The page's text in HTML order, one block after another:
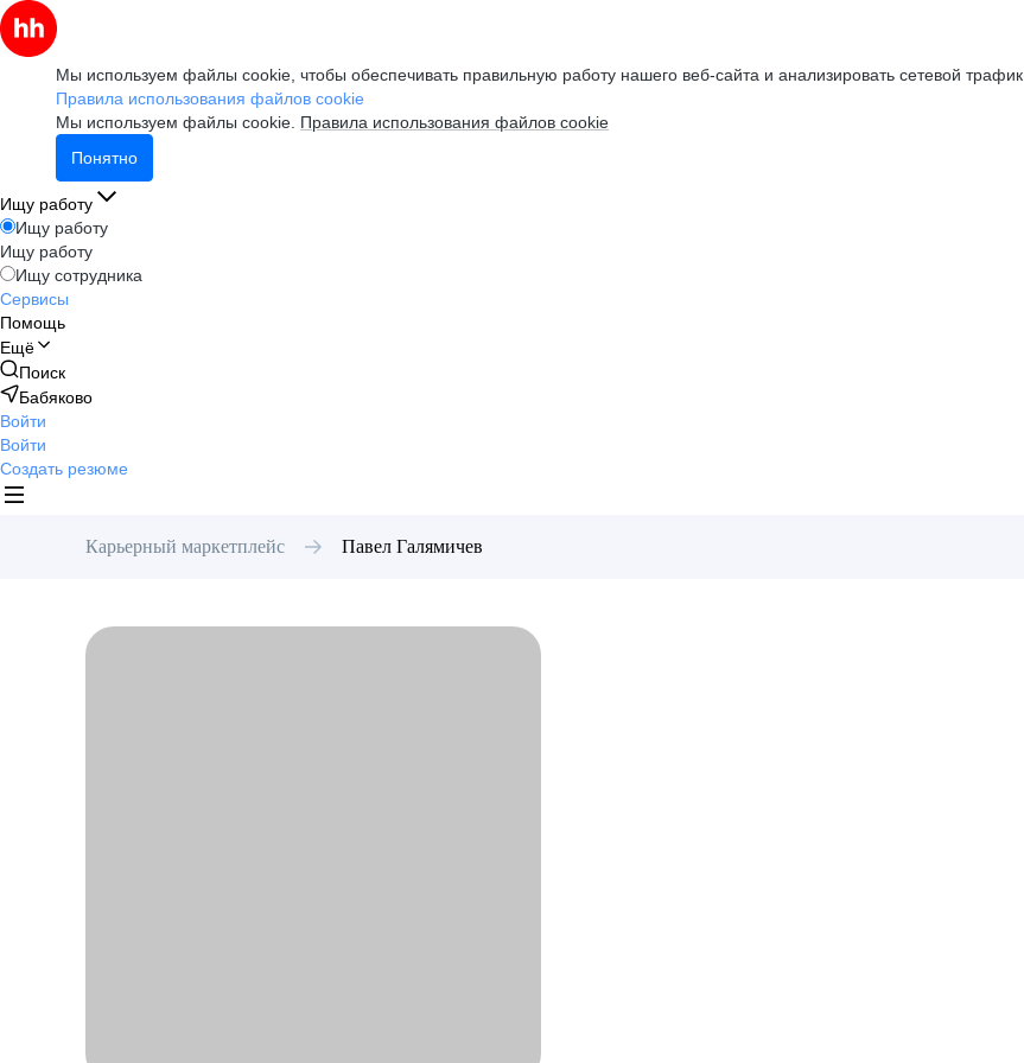
Мы используем файлы cookie, чтобы обеспечивать правильную работу нашего веб-сайта и анализировать сетевой трафик.
Правила использования файлов cookie
Мы используем файлы cookie. Правила использования файлов cookie
Понятно
Ищу работу
Ищу работу
Ищу работу
Ищу сотрудника
Сервисы
Помощь
Ещё
Поиск
Бабяково
Войти
Войти
Создать резюме
Карьерный маркетплейс Павел Галямичев